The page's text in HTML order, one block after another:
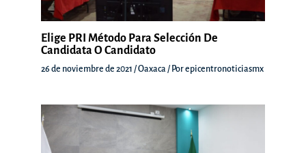
Elige PRI Método Para Selección De
Candidata O Candidato
26 de noviembre de 2021 /Oaxaca / Porepicentronoticiasmx